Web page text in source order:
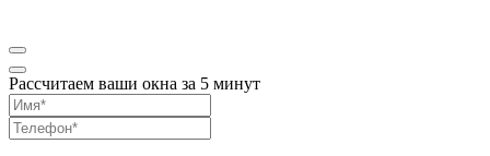
Рассчитаем ваши окна за 5 минут